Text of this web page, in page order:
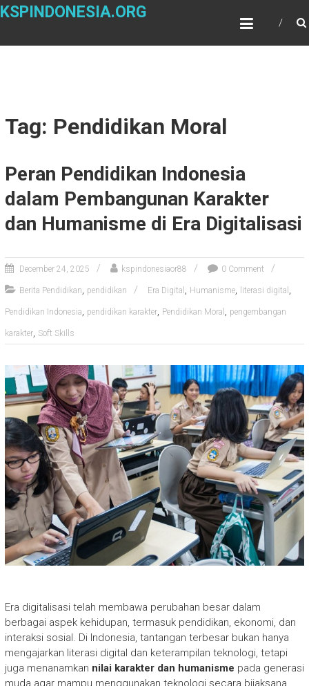
Skip
KSPINDONESIA.ORG
Tag: Pendidikan Moral
Peran Pendidikan Indonesia
dalam Pembangunan Karakter
dan Humanisme di Era Digitalisasi
December 24, 2025 kspindonesiaor88 0 Comment
Berita Pendidikan, pendidikan Era Digital , Humanisme, literasi digital ,
Pendidikan Indonesia, pendidikan karakter, Pendidikan Moral , pengembangan
karakter, Soft Skills
Era digitalisasi telah membawa perubahan besar dalam
berbagai aspek kehidupan, termasuk pendidikan, ekonomi, dan
interaksi sosial. Di Indonesia, tantangan terbesar bukan hanya
mengajarkan literasi digital dan keterampilan teknologi, tetapi
juga menanamkan nilai karakter dan humanisme pada generasi
muda agar mampu menggunakan teknologi secara bijaksana